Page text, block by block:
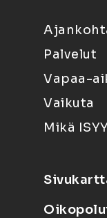
Palvelut
Vapaa-
Vaikuta
Mikä ISYY